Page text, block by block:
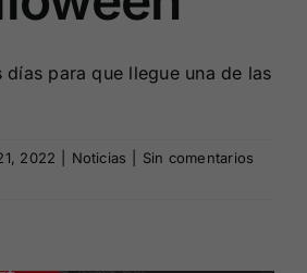
días para que llegue una de las
2022 Noticias
Sin comentarios